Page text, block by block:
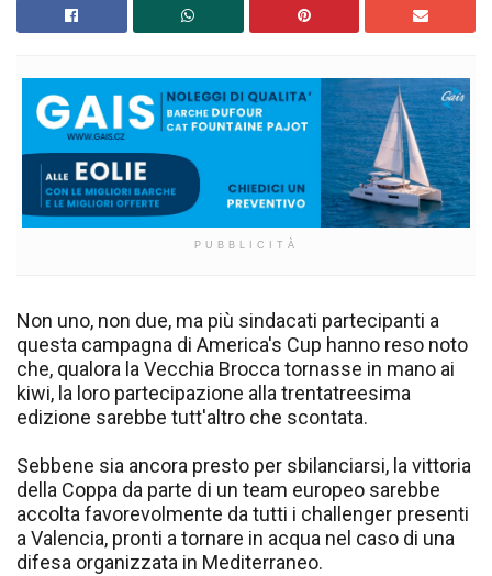
PUBBLICITÀ
Non uno, non due, ma più sindacati partecipanti a
questa campagna di America's Cup hanno reso noto
che, qualora la Vecchia Brocca tornasse in mano ai
kiwi, la loro partecipazione alla trentatreesima
edizione sarebbe tutt'altro che scontata.
Sebbene sia ancora presto per sbilanciarsi, la vittoria
della Coppa da parte di un team europeo sarebbe
accolta favorevolmente da tutti i challenger presenti
a Valencia, pronti a tornare in acqua nel caso di una
difesa organizzata in Mediterraneo.